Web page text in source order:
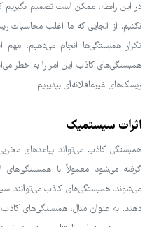
در این رابطه، ممکن است تصمیم بگیریم
نکنیم. از آنجایی که ما اغلب
تکرار همبستگی‌ها انجام می‌دهیم،
همبستگی‌های کاذب این امر را به خطر
ریسک‌های غیرعاقلانه‌ای بپذیریم.
اثرات سیستمیک
همبستگی کاذب می‌تواند پیامدهای
گرفته می‌شود معمولاً با همبستگی‌های
می‌شوند. همبستگی‌های کاذب می‌توانند
دهند. به عنوان مثال، همبستگی‌های